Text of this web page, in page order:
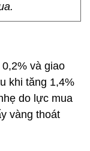
và giao
khi tăng 1,4%
do lực mua
vàng thoát